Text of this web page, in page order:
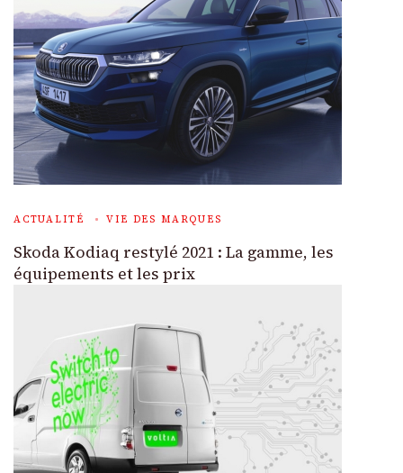
ACTUALITÉ VIE DES MARQUES
Skoda Kodiaq restylé 2021 : La gamme, les
équipements et les prix